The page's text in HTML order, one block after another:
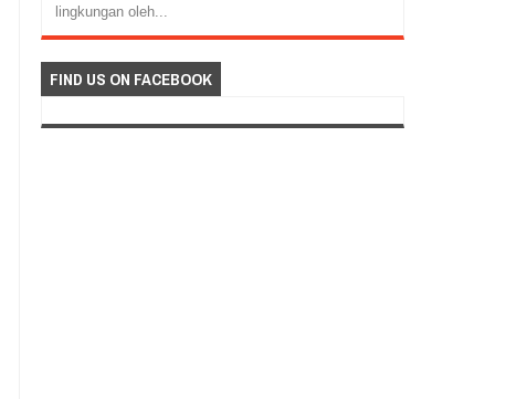
lingkungan oleh...
FIND US ON FACEBOOK